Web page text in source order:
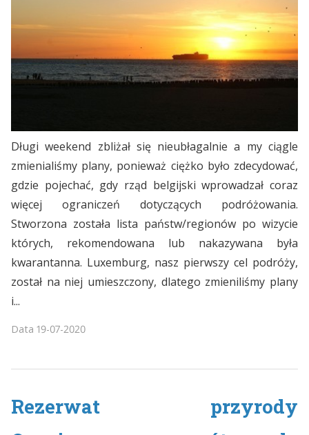
Długi weekend zbliżał się nieubłagalnie a my ciągle
zmienialiśmy plany, ponieważ ciężko było zdecydować,
gdzie pojechać, gdy rząd belgijski wprowadzał coraz
więcej ograniczeń dotyczących podróżowania.
Stworzona została lista państw/regionów po wizycie
których, rekomendowana lub nakazywana była
kwarantanna. Luxemburg, nasz pierwszy cel podróży,
został na niej umieszczony, dlatego zmieniliśmy plany
i...
Data 19-07-2020
Rezerwat przyrody